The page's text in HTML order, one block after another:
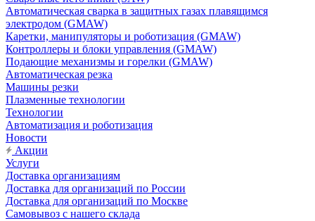
Автоматическая сварка в защитных газах плавящимся
электродом (GMAW)
Каретки, манипуляторы и роботизация (GMAW)
Контроллеры и блоки управления (GMAW)
Подающие механизмы и горелки (GMAW)
Автоматическая резка
Машины резки
Плазменные технологии
Технологии
Автоматизация и роботизация
Новости
Акции
Услуги
Доставка организациям
Доставка для организаций по России
Доставка для организаций по Москве
Самовывоз с нашего склада